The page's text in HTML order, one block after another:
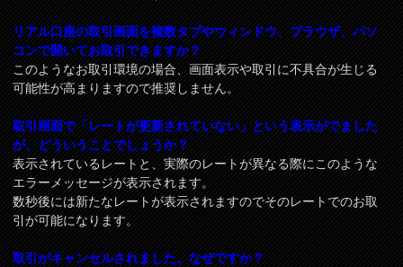
リアル口座の取引画面を複数タブやウィンドウ、ブラウザ、パソ
コンで開いてお取引できますか？
このようなお取引環境の場合、画面表示や取引に不具合が生じる
可能性が高まりますので推奨しません。
取引画面で「レートが更新されていない」という表示がでました
が、どういうことでしょうか？
表示されているレートと、実際のレートが異なる際にこのような
エラーメッセージが表示されます。
数秒後には新たなレートが表示されますのでそのレートでのお取
引が可能になります。
取引がキャンセルされました。なぜですか？